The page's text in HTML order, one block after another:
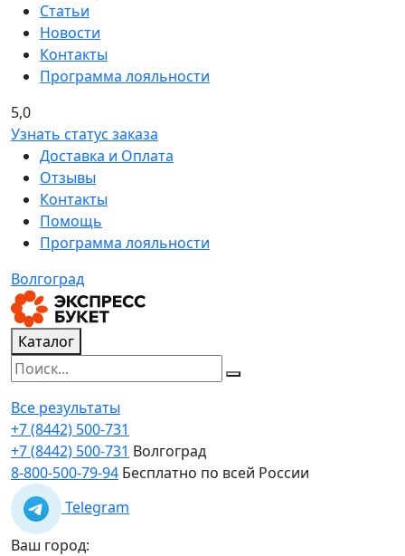
Статьи
Новости
Контакты
Программа лояльности
5,0
Узнать статус заказа
Доставка и Оплата
Отзывы
Контакты
Помощь
Программа лояльности
Волгоград
Каталог
Все результаты
+7 (8442) 500-731
+7 (8442) 500-731 Волгоград
8-800-500-79-94 Бесплатно по всей России
Telegram
Ваш город: